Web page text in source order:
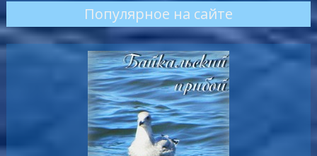
Популярное на сайте